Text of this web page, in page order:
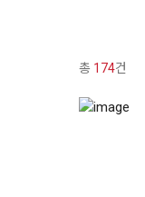
총 174건